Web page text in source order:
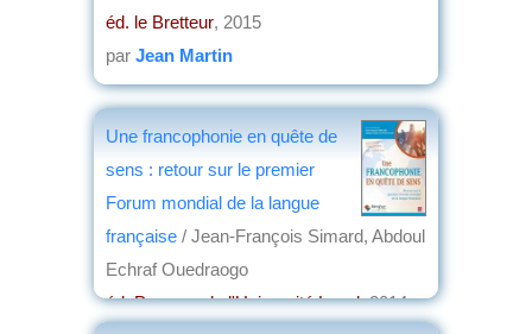
éd. le Bretteur, 2015
par Jean Martin
Une francophonie en quête de
sens : retour sur le premier
Forum mondial de la langue
française / Jean-François Simard, Abdoul
Echraf Ouedraogo
éd. Presses de l'Université Laval, 2014